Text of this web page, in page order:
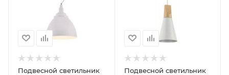
Подвесной светильник
Подвесной светильник